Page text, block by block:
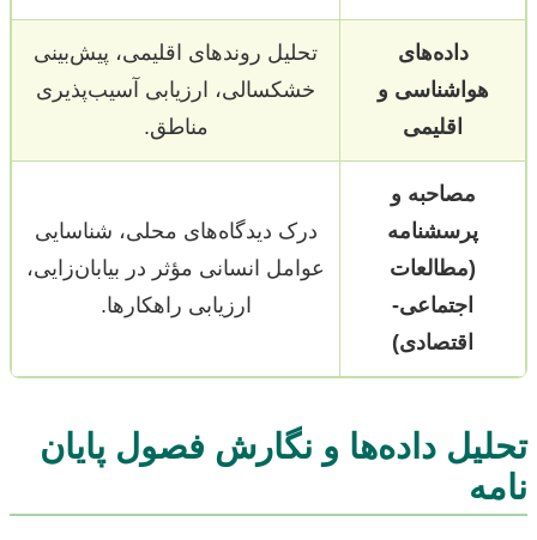
داده‌های
هواشناسی و
اقلیمی
تحلیل روندهای اقلیمی، پیش‌بینی
خشکسالی، ارزیابی آسیب‌پذیری
مناطق.
مصاحبه و
پرسشنامه
(مطالعات
اجتماعی-
اقتصادی)
درک دیدگاه‌های محلی، شناسایی
عوامل انسانی مؤثر در بیابان‌زایی،
ارزیابی راهکارها.
تحلیل داده‌ها و نگارش فصول پایان
نامه